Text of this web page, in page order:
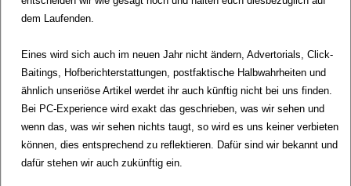
dem Laufenden.
Eines wird sich auch im neuen Jahr nicht ändern, Advertorials, Click-
Baitings, Hofberichterstattungen, postfaktische Halbwahrheiten und
ähnlich unseriöse Artikel werdet ihr auch künftig nicht bei uns finden.
Bei PC-Experience wird exakt das geschrieben, was wir sehen und
wenn das, was wir sehen nichts taugt, so wird es uns keiner verbieten
können, dies entsprechend zu reflektieren. Dafür sind wir bekannt und
dafür stehen wir auch zukünftig ein.